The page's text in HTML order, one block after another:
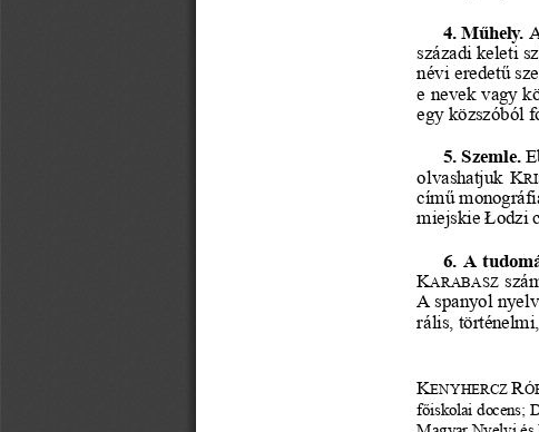
4. Műhely.
századi keleti
névi eredetű
e nevek vagy
egy közszóból
5. Szemle.
olvashatjuk K
című
miejskie Łodzi
6. A
KARABASZ
A spanyol
rális,
KENYHERCZ R
főiskolai docens;
Magyar Nyelvi és